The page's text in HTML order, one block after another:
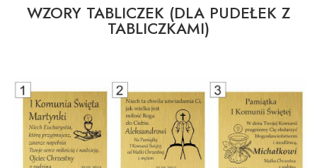
WZORY TABLICZEK (DLA PUDEŁEK Z
TABLICZKAMI)